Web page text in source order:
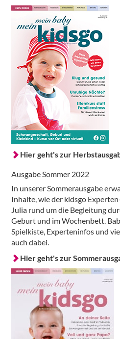
Hier geht's zur
Ausgabe Sommer 2022
In unserer Sommerausgabe
Inhalte, wie der kidsgo
Julia rund um die Begleitung
Geburt und im Wochenbett.
Spielkiste, Experteninfos und
auch dabei.
Hier geht's zur